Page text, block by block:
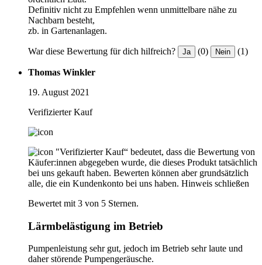
Definitiv nicht zu Empfehlen wenn unmittelbare nähe zu
Nachbarn besteht,
zb. in Gartenanlagen.
War diese Bewertung für dich hilfreich? Ja (0) Nein (1)
Thomas Winkler
19. August 2021
Verifizierter Kauf
"Verifizierter Kauf“ bedeutet, dass die Bewertung von
Käufer:innen abgegeben wurde, die dieses Produkt tatsächlich
bei uns gekauft haben. Bewerten können aber grundsätzlich
alle, die ein Kundenkonto bei uns haben. Hinweis schließen
Bewertet mit 3 von 5 Sternen.
Lärmbelästigung im Betrieb
Pumpenleistung sehr gut, jedoch im Betrieb sehr laute und
daher störende Pumpengeräusche.